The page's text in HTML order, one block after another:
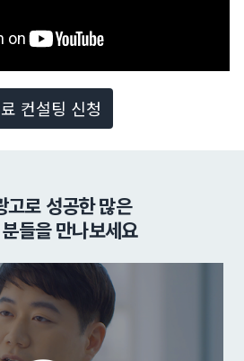
컨설팅 신청
고로 성공한 많은
들을 만나보세요